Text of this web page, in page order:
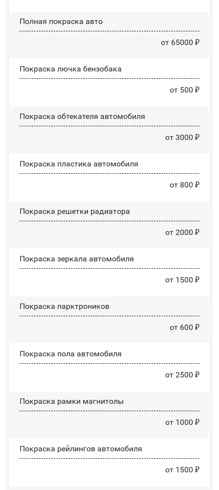
Полная покраска авто
от 65000 ₽
Покраска лючка бензобака
от 500 ₽
Покраска обтекателя автомобиля
от 3000 ₽
Покраска пластика автомобиля
от 800 ₽
Покраска решетки радиатора
от 2000 ₽
Покраска зеркала автомобиля
от 1500 ₽
Покраска парктроников
от 600 ₽
Покраска пола автомобиля
от 2500 ₽
Покраска рамки магнитолы
от 1000 ₽
Покраска рейлингов автомобиля
от 1500 ₽